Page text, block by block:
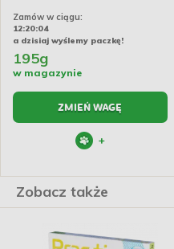
Zamów w ciągu:
12:20:03
a dzisiaj wyślemy paczkę!
195g
w magazynie
ZMIEŃ WAGĘ
+
Zobacz także